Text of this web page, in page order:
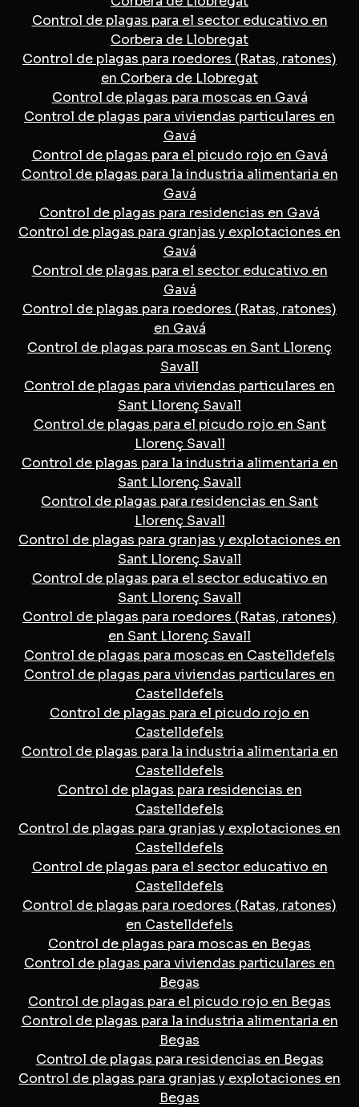
Control de plagas para el sector educativo en
Corbera de Llobregat
Control de plagas para roedores (Ratas, ratones)
en Corbera de Llobregat
Control de plagas para moscas en Gavá
Control de plagas para viviendas particulares en
Gavá
Control de plagas para el picudo rojo en Gavá
Control de plagas para la industria alimentaria en
Gavá
Control de plagas para residencias en Gavá
Control de plagas para granjas y explotaciones en
Gavá
Control de plagas para el sector educativo en
Gavá
Control de plagas para roedores (Ratas, ratones)
en Gavá
Control de plagas para moscas en Sant Llorenç
Savall
Control de plagas para viviendas particulares en
Sant Llorenç Savall
Control de plagas para el picudo rojo en Sant
Llorenç Savall
Control de plagas para la industria alimentaria en
Sant Llorenç Savall
Control de plagas para residencias en Sant
Llorenç Savall
Control de plagas para granjas y explotaciones en
Sant Llorenç Savall
Control de plagas para el sector educativo en
Sant Llorenç Savall
Control de plagas para roedores (Ratas, ratones)
en Sant Llorenç Savall
Control de plagas para moscas en Castelldefels
Control de plagas para viviendas particulares en
Castelldefels
Control de plagas para el picudo rojo en
Castelldefels
Control de plagas para la industria alimentaria en
Castelldefels
Control de plagas para residencias en
Castelldefels
Control de plagas para granjas y explotaciones en
Castelldefels
Control de plagas para el sector educativo en
Castelldefels
Control de plagas para roedores (Ratas, ratones)
en Castelldefels
Control de plagas para moscas en Begas
Control de plagas para viviendas particulares en
Begas
Control de plagas para el picudo rojo en Begas
Control de plagas para la industria alimentaria en
Begas
Control de plagas para residencias en Begas
Control de plagas para granjas y explotaciones en
Begas